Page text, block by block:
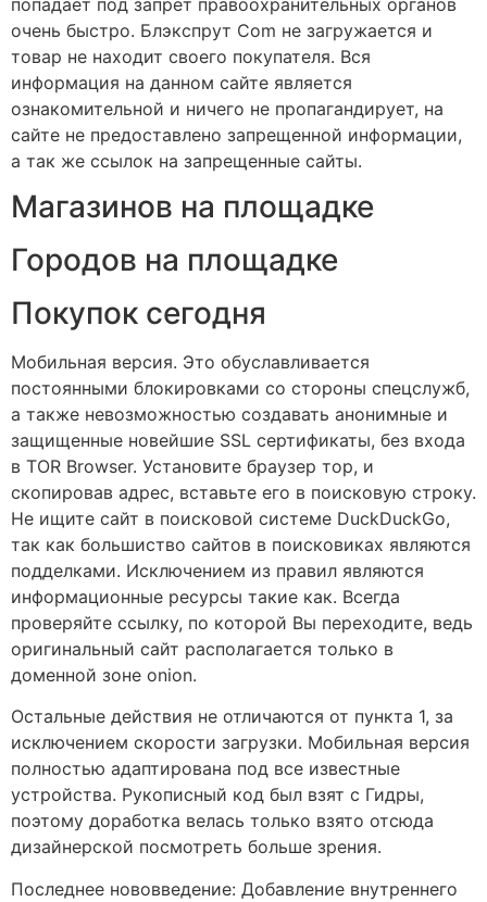
очень быстро. Блэкспрут Com не загружается и
товар не находит своего покупателя. Вся
информация на данном сайте является
ознакомительной и ничего не пропагандирует, на
сайте не предоставлено запрещенной информации,
а так же ссылок на запрещенные сайты.
Магазинов на площадке
Городов на площадке
Покупок сегодня
Мобильная версия. Это обуславливается
постоянными блокировками со стороны спецслужб,
а также невозможностью создавать анонимные и
защищенные новейшие SSL сертификаты, без входа
в TOR Browser. Установите браузер тор, и
скопировав адрес, вставьте его в поисковую строку.
Не ищите сайт в поисковой системе DuckDuckGo,
так как большиство сайтов в поисковиках являются
подделками. Исключением из правил являются
информационные ресурсы такие как. Всегда
проверяйте ссылку, по которой Вы переходите, ведь
оригинальный сайт располагается только в
доменной зоне onion.
Остальные действия не отличаются от пункта 1, за
исключением скорости загрузки. Мобильная версия
полностью адаптирована под все известные
устройства. Рукописный код был взят с Гидры,
поэтому доработка велась только взято отсюда
дизайнерской посмотреть больше зрения.
Последнее нововведение: Добавление внутреннего